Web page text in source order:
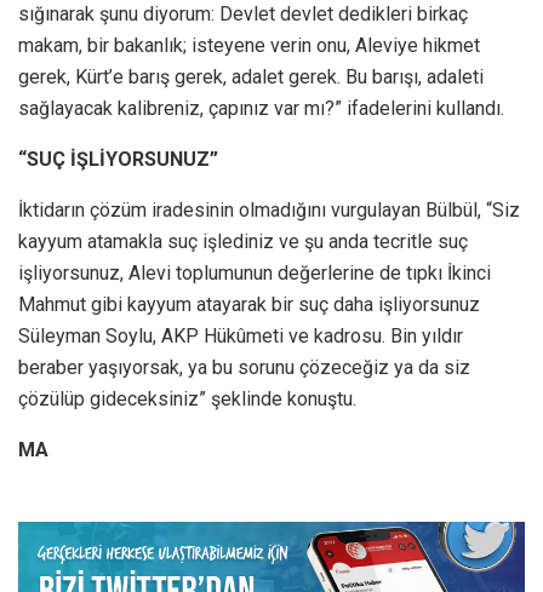
sığınarak şunu diyorum: Devlet devlet dedikleri birkaç
makam, bir bakanlık; isteyene verin onu, Aleviye hikmet
gerek, Kürt’e barış gerek, adalet gerek. Bu barışı, adaleti
sağlayacak kalibreniz, çapınız var mı?” ifadelerini kullandı.
“SUÇ İŞLİYORSUNUZ”
İktidarın çözüm iradesinin olmadığını vurgulayan Bülbül, “Siz
kayyum atamakla suç işlediniz ve şu anda tecritle suç
işliyorsunuz, Alevi toplumunun değerlerine de tıpkı İkinci
Mahmut gibi kayyum atayarak bir suç daha işliyorsunuz
Süleyman Soylu, AKP Hükûmeti ve kadrosu. Bin yıldır
beraber yaşıyorsak, ya bu sorunu çözeceğiz ya da siz
çözülüp gideceksiniz” şeklinde konuştu.
MA